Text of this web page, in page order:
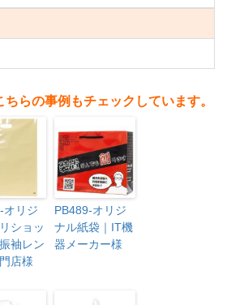
らの事例もチェックしています。
オリジ
ショッ
袖レン
店様
PB489-オリジ
ナル紙袋｜IT機
器メーカー様